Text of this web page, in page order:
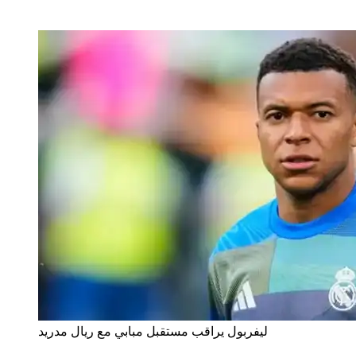
ليفربول يراقب مستقبل مبابي مع ريال مدريد